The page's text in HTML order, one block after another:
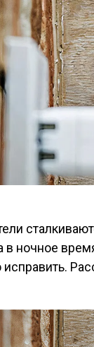
в ночное
исправить.